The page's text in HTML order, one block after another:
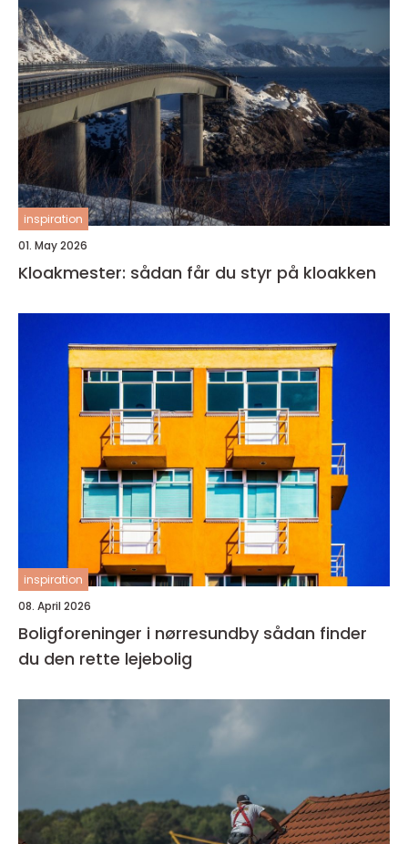
inspiration
01. May 2026
Kloakmester: sådan får du styr på kloakken
inspiration
08. April 2026
Boligforeninger i nørresundby sådan finder
du den rette lejebolig